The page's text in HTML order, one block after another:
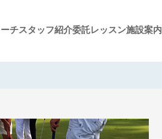
チスタッフ紹介委託レッスン施設案内